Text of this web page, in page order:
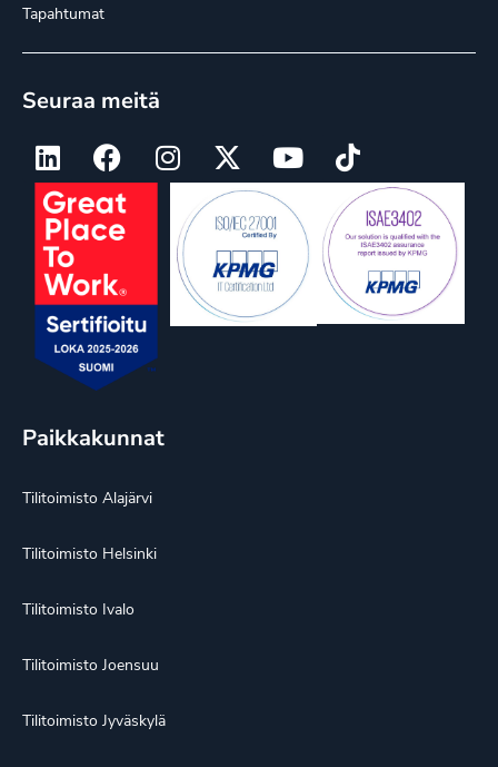
Tapahtumat
Seuraa meitä
Paikkakunnat
Tilitoimisto Alajärvi
Tilitoimisto Helsinki
Tilitoimisto Ivalo
Tilitoimisto Joensuu
Tilitoimisto Jyväskylä